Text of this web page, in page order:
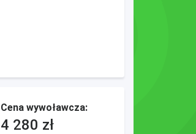
Cena wywoławcza:
4 280 zł